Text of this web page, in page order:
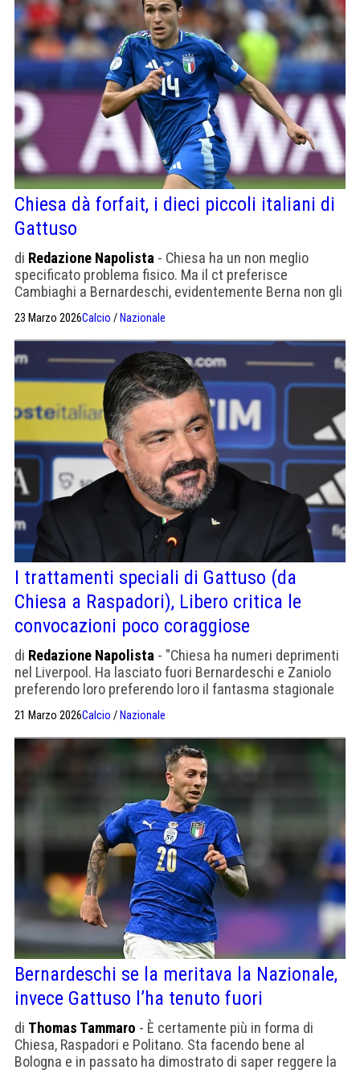
Chiesa dà forfait, i dieci piccoli italiani di
Gattuso
di Redazione Napolista - Chiesa ha un non meglio
specificato problema fisico. Ma il ct preferisce
Cambiaghi a Bernardeschi, evidentemente Berna non gli
23 Marzo 2026Calcio / Nazionale
I trattamenti speciali di Gattuso (da
Chiesa a Raspadori), Libero critica le
convocazioni poco coraggiose
di Redazione Napolista - "Chiesa ha numeri deprimenti
nel Liverpool. Ha lasciato fuori Bernardeschi e Zaniolo
preferendo loro preferendo loro il fantasma stagionale
21 Marzo 2026Calcio / Nazionale
Bernardeschi se la meritava la Nazionale,
invece Gattuso l’ha tenuto fuori
di Thomas Tammaro - È certamente più in forma di
Chiesa, Raspadori e Politano. Sta facendo bene al
Bologna e in passato ha dimostrato di saper reggere la